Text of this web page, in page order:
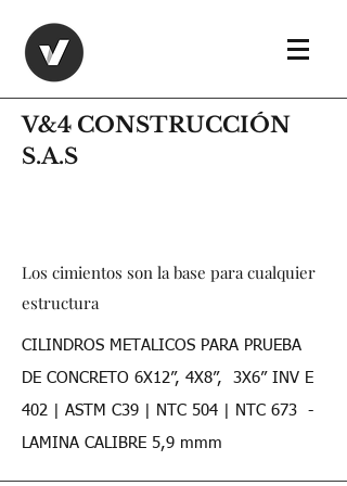
V&4 CONSTRUCCIÓN
S.A.S
Los cimientos son la base para cualquier
estructura
CILINDROS METALICOS PARA PRUEBA
DE CONCRETO 6X12”, 4X8”, 3X6” INV E
402 | ASTM C39 | NTC 504 | NTC 673 -
LAMINA CALIBRE 5,9 mmm